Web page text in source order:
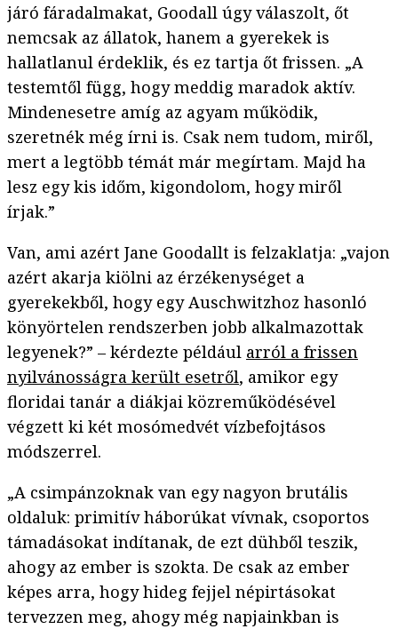
járó fáradalmakat, Goodall úgy válaszolt, őt
nemcsak az állatok, hanem a gyerekek is
hallatlanul érdeklik, és ez tartja őt frissen. „A
testemtől függ, hogy meddig maradok aktív.
Mindenesetre amíg az agyam működik,
szeretnék még írni is. Csak nem tudom, miről,
mert a legtöbb témát már megírtam. Majd ha
lesz egy kis időm, kigondolom, hogy miről
írjak.”
Van, ami azért Jane Goodallt is felzaklatja: „vajon
azért akarja kiölni az érzékenységet a
gyerekekből, hogy egy Auschwitzhoz hasonló
könyörtelen rendszerben jobb alkalmazottak
legyenek?” – kérdezte például arról a frissen
nyilvánosságra került esetről, amikor egy
floridai tanár a diákjai közreműködésével
végzett ki két mosómedvét vízbefojtásos
módszerrel.
„A csimpánzoknak van egy nagyon brutális
oldaluk: primitív háborúkat vívnak, csoportos
támadásokat indítanak, de ezt dühből teszik,
ahogy az ember is szokta. De csak az ember
képes arra, hogy hideg fejjel népirtásokat
tervezzen meg, ahogy még napjainkban is